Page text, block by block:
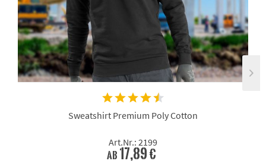
Sweatshirt Premium Poly Cotton
Art.Nr.: 2199
ab 17,89 €